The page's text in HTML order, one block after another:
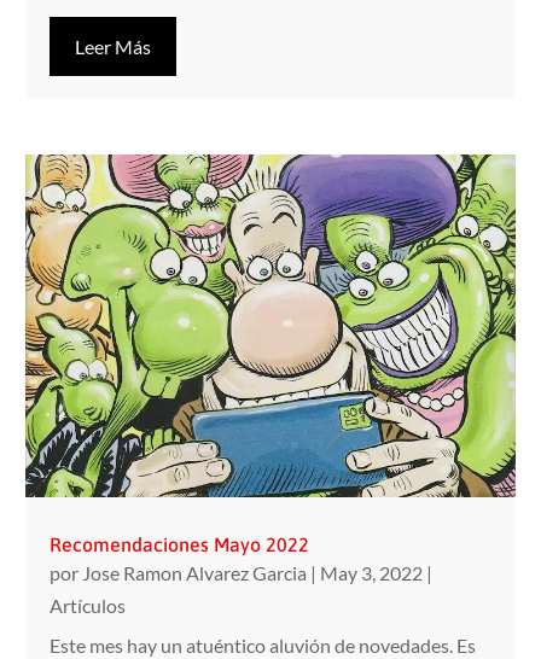
Leer Más
Recomendaciones Mayo 2022
por Jose Ramon Alvarez Garcia | May 3, 2022 |
Artículos
Este mes hay un atuéntico aluvión de novedades. Es